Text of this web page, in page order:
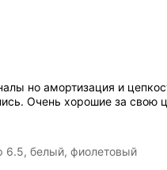
но амортизация и
Очень хорошие за свою
6.5, белый, фиолетовый